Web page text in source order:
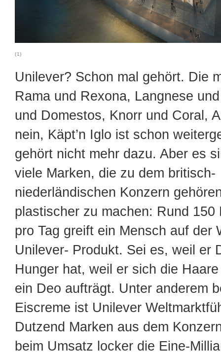
(1)
Unilever? Schon mal gehört. Die
Rama und Rexona, Langnese
und Domestos, Knorr und Coral,
nein, Käpt’n Iglo ist schon
gehört nicht mehr dazu. Aber es
viele Marken, die zu dem britisch-
niederländischen Konzern
plastischer zu machen: Rund 150
pro Tag greift ein Mensch auf der
Unilever- Produkt. Sei es, weil er
Hunger hat, weil er sich die
ein Deo aufträgt. Unter anderem
Eiscreme ist Unilever
Dutzend Marken aus dem
beim Umsatz locker die Eine-